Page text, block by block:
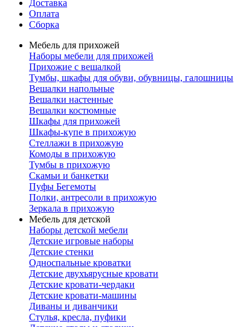
Доставка
Оплата
Сборка
Мебель для прихожей
Наборы мебели для прихожей
Прихожие с вешалкой
Тумбы, шкафы для обуви, обувницы, галошницы
Вешалки напольные
Вешалки настенные
Вешалки костюмные
Шкафы для прихожей
Шкафы-купе в прихожую
Стеллажи в прихожую
Комоды в прихожую
Тумбы в прихожую
Скамьи и банкетки
Пуфы Бегемоты
Полки, антресоли в прихожую
Зеркала в прихожую
Мебель для детской
Наборы детской мебели
Детские игровые наборы
Детские стенки
Односпальные кроватки
Детские двухъярусные кровати
Детские кровати-чердаки
Детские кровати-машины
Диваны и диванчики
Стулья, кресла, пуфики